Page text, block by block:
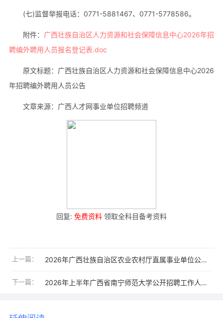
(七)监督举报电话：0771-5881467、0771-5778586。
附件： 广西壮族自治区人力资源和社会保障信息中心2026年招
聘编外聘用人员报名登记表.doc
原文标题：广西壮族自治区人力资源和社会保障信息中心2026
年招聘编外聘用人员公告
文章来源：广西人才网事业单位招聘频道
回复: 免费资料 领取全科目备考资料
上一篇： 2026年广西壮族自治区农业农村厅直属事业单位公开招聘工作人员172人公告
下一篇： 2026年上半年广西省南宁师范大学公开招聘工作人员25人公告